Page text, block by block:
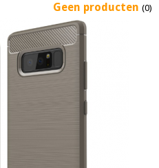
Geen producten (0)